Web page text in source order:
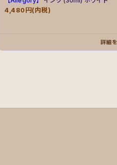
4,480円(内税)
詳細